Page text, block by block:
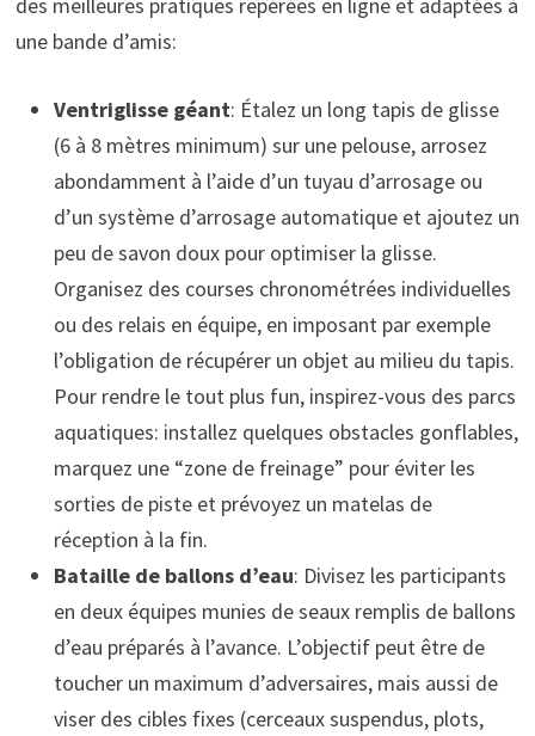
une bande d’amis:
Ventriglisse géant: Étalez un long tapis de glisse
(6 à 8 mètres minimum) sur une pelouse, arrosez
abondamment à l’aide d’un tuyau d’arrosage ou
d’un système d’arrosage automatique et ajoutez un
peu de savon doux pour optimiser la glisse.
Organisez des courses chronométrées individuelles
ou des relais en équipe, en imposant par exemple
l’obligation de récupérer un objet au milieu du tapis.
Pour rendre le tout plus fun, inspirez-vous des parcs
aquatiques: installez quelques obstacles gonflables,
marquez une “zone de freinage” pour éviter les
sorties de piste et prévoyez un matelas de
réception à la fin.
Bataille de ballons d’eau: Divisez les participants
en deux équipes munies de seaux remplis de ballons
d’eau préparés à l’avance. L’objectif peut être de
toucher un maximum d’adversaires, mais aussi de
viser des cibles fixes (cerceaux suspendus, plots,